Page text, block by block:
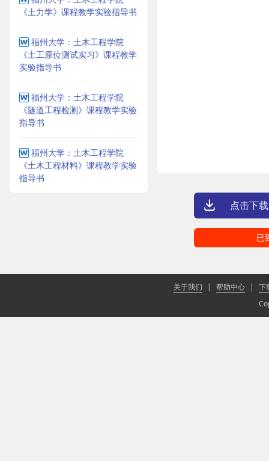
《土力学》课程教学实验指导书
福州大学：土木工程学院
《土工原位测试实习》课程教学
实验指导书
福州大学：土木工程学院
《隧道工程检测》课程教学实验
指导书
福州大学：土木工程学院
《土木工程材料》课程教学实验
指导书
点击下
已
关于我们 | 帮助中心 |
下